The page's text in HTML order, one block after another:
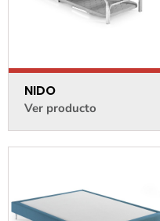
NIDO
Ver producto